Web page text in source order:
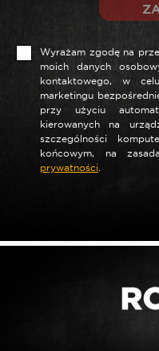
Nazwa*
Wyrażam zgodę na
moich danych
kontaktowego, w
marketingu
przy użyciu
kierowanych na
szczególności
końcowym, na
prywatności.